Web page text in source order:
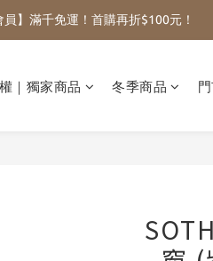
員】滿千免運！首購再折$100元！
｜獨家商品 冬季商品